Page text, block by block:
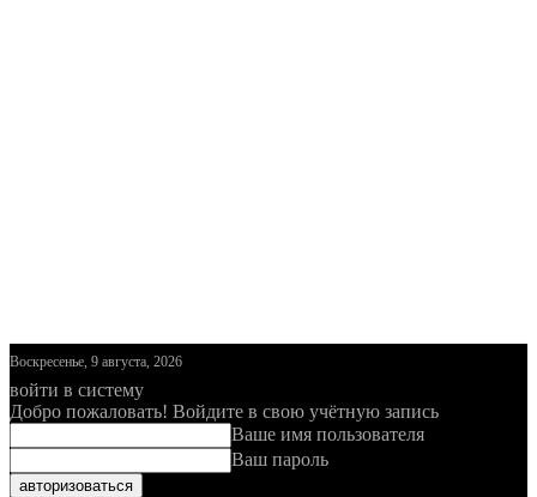
Воскресенье, 9 августа, 2026
войти в систему
Добро пожаловать! Войдите в свою учётную запись
Ваше имя пользователя
Ваш пароль